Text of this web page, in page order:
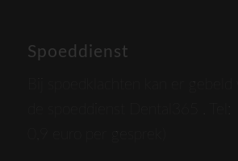
Spoeddienst
Bij spoedklachten kan er gebeld
0,9 euro per gesprek)